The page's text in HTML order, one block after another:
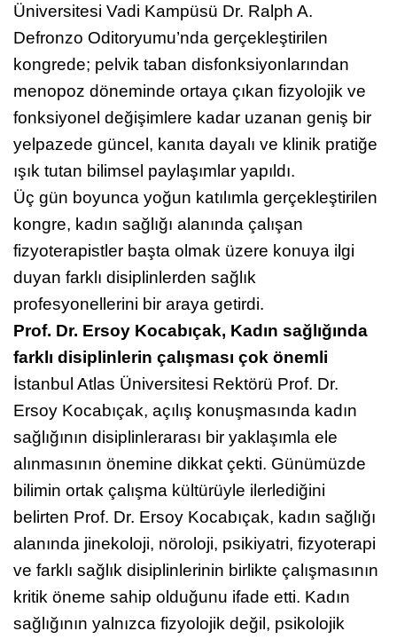
Atlas
Üniversitesi Vadi Kampüsü Dr. Ralph A.
Defronzo Oditoryumu’nda gerçekleştirilen
kongrede; pelvik taban disfonksiyonlarından
menopoz döneminde ortaya çıkan fizyolojik ve
fonksiyonel değişimlere kadar uzanan geniş bir
yelpazede güncel, kanıta dayalı ve klinik pratiğe
ışık tutan bilimsel paylaşımlar yapıldı.
Üç gün boyunca yoğun katılımla gerçekleştirilen
kongre, kadın sağlığı alanında çalışan
fizyoterapistler başta olmak üzere konuya ilgi
duyan farklı disiplinlerden sağlık
profesyonellerini bir araya getirdi.
Prof. Dr. Ersoy Kocabıçak, Kadın sağlığında
farklı disiplinlerin çalışması çok önemli
İstanbul Atlas Üniversitesi Rektörü Prof. Dr.
Ersoy Kocabıçak, açılış konuşmasında kadın
sağlığının disiplinlerarası bir yaklaşımla ele
alınmasının önemine dikkat çekti. Günümüzde
bilimin ortak çalışma kültürüyle ilerlediğini
belirten Prof. Dr. Ersoy Kocabıçak, kadın sağlığı
alanında jinekoloji, nöroloji, psikiyatri, fizyoterapi
ve farklı sağlık disiplinlerinin birlikte çalışmasının
kritik öneme sahip olduğunu ifade etti. Kadın